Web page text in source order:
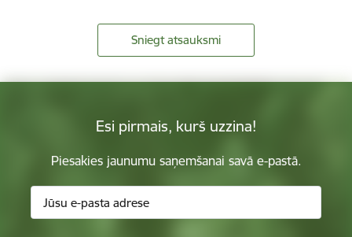
Sniegt atsauksmi
Esi pirmais, kurš uzzina!
Piesakies jaunumu saņemšanai savā e-pastā.